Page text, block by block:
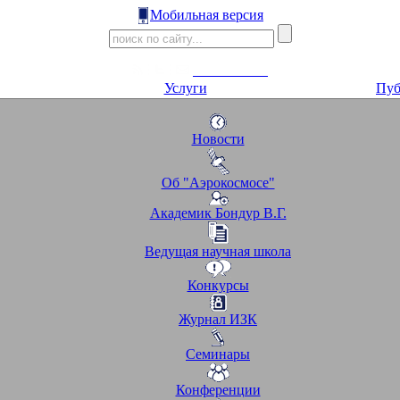
Мобильная версия
Услуги
Новости
Об "Аэрокосмосе"
Академик Бондур В.Г.
Ведущая научная школа
Конкурсы
Журнал ИЗК
Семинары
Конференции